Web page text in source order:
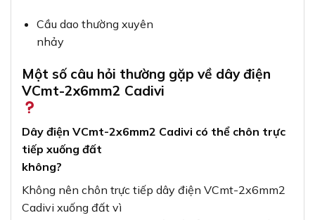
Cầu dao thường xuyên
nhảy
Một số câu hỏi thường gặp về dây điện
VCmt-2x6mm2 Cadivi
Dây điện VCmt-2x6mm2 Cadivi có thể chôn trực
tiếp xuống đất
không?
Không nên chôn trực tiếp dây điện VCmt-2x6mm2
Cadivi xuống đất vì